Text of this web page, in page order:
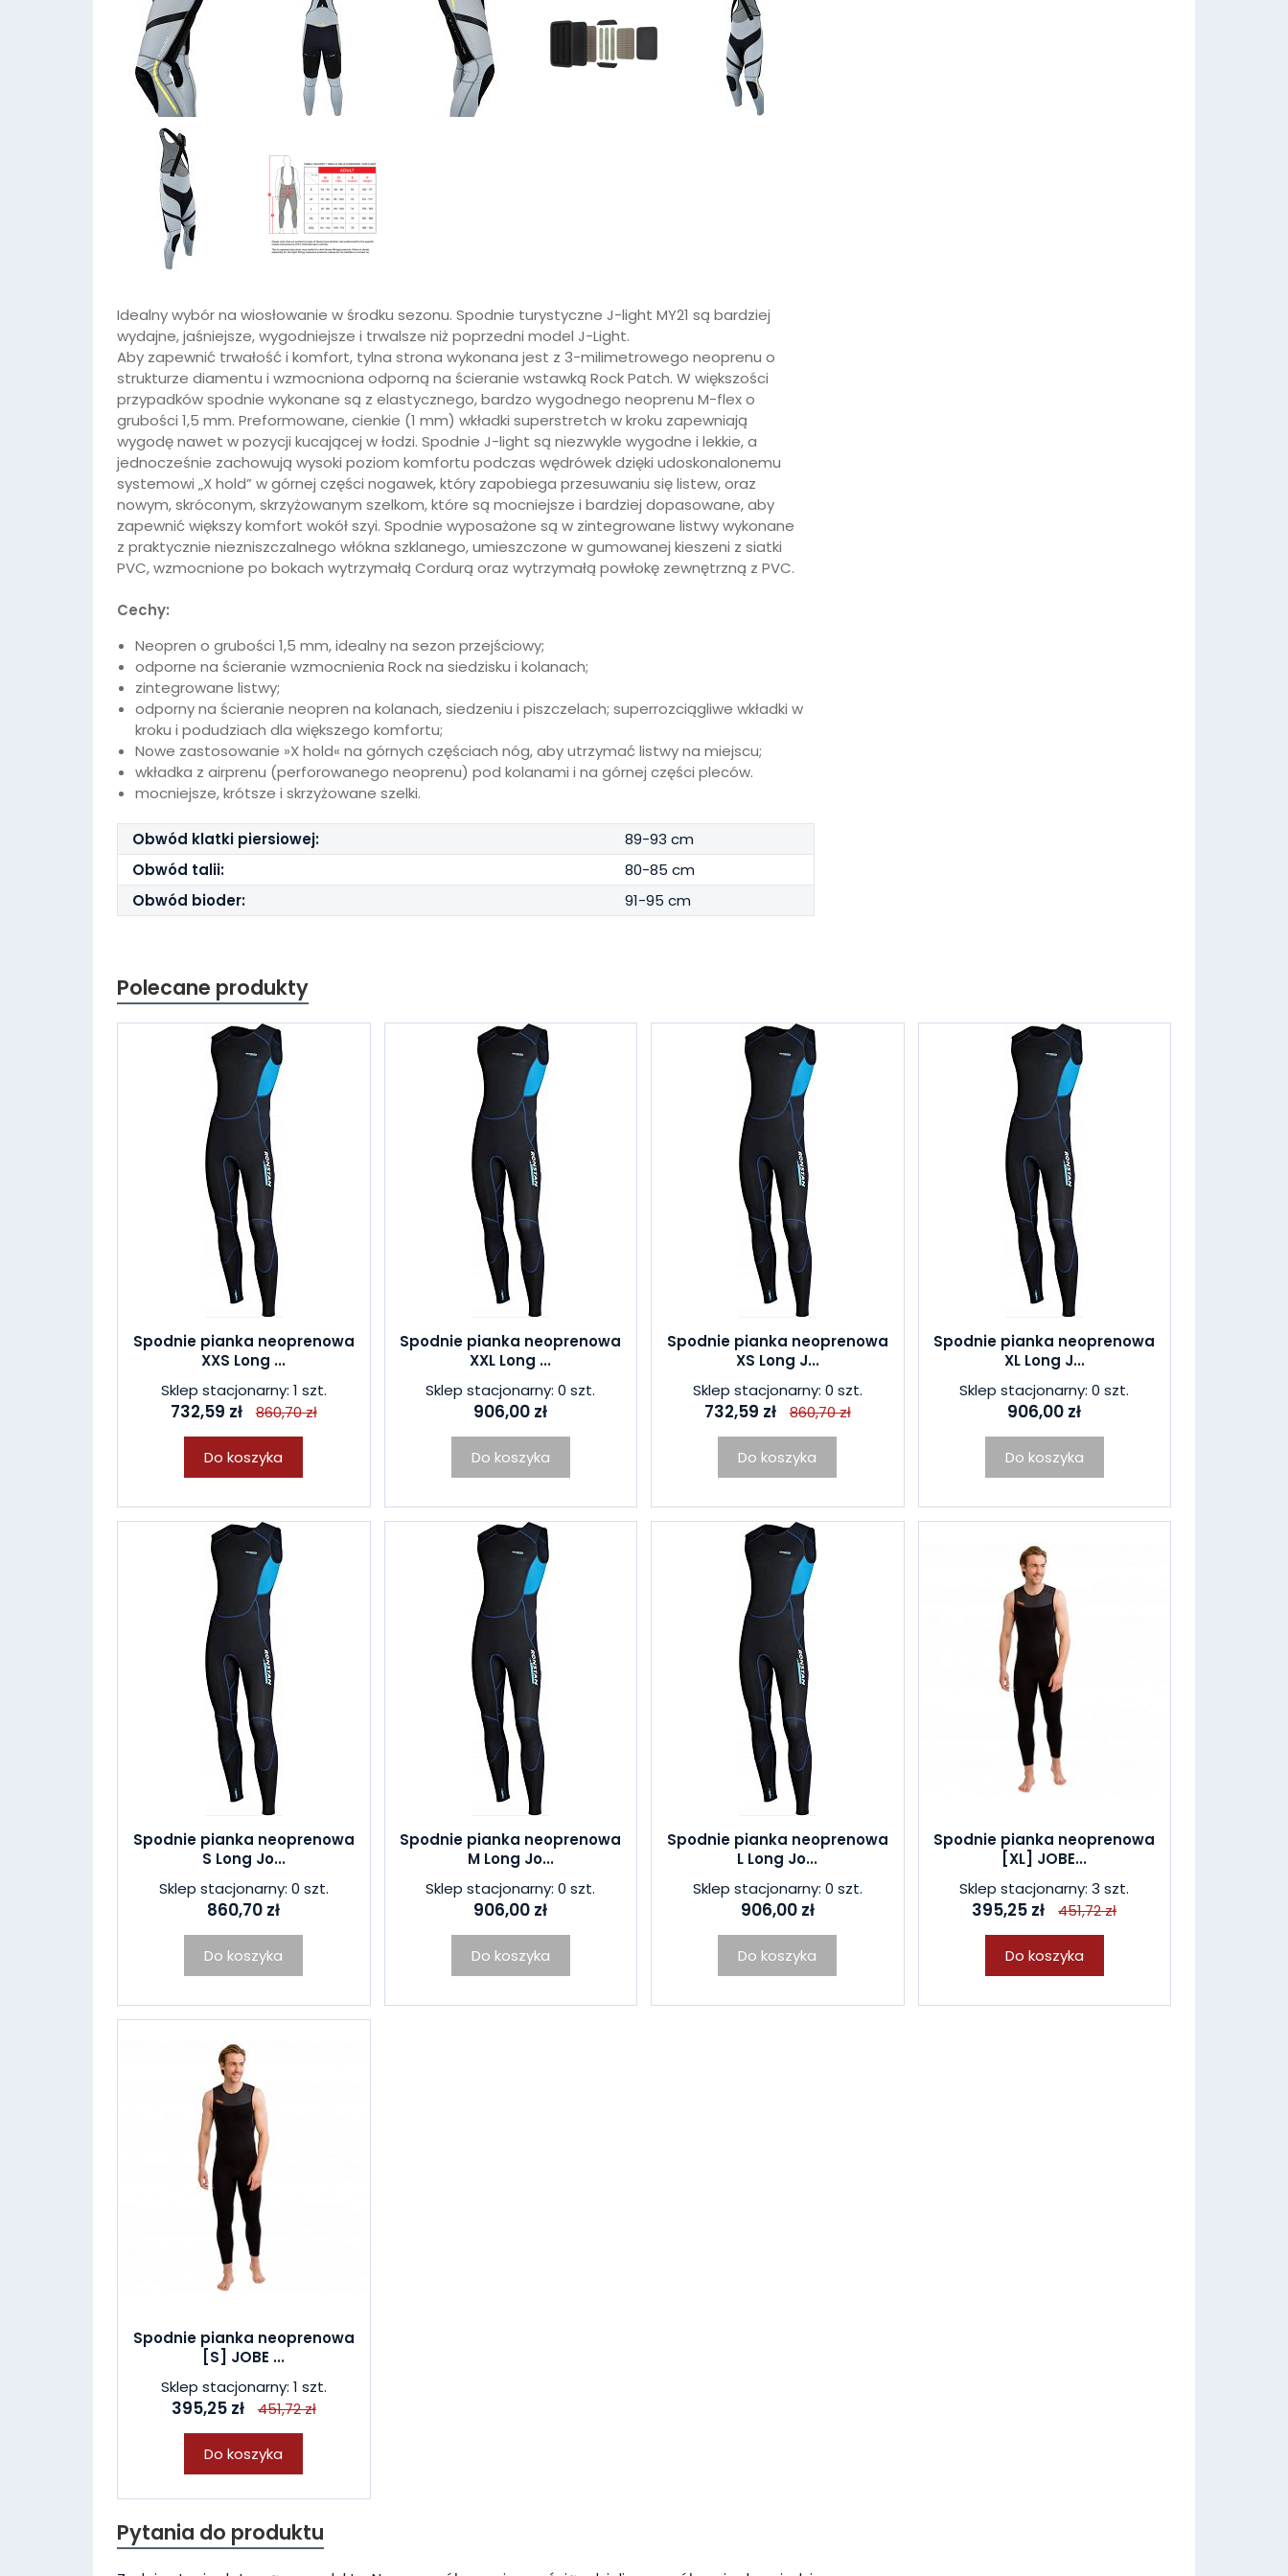
Idealny wybór na wiosłowanie w środku sezonu. Spodnie turystyczne J-light MY21 są bardziej
wydajne, jaśniejsze, wygodniejsze i trwalsze niż poprzedni model J-Light.
Aby zapewnić trwałość i komfort, tylna strona wykonana jest z 3-milimetrowego neoprenu o
strukturze diamentu i wzmocniona odporną na ścieranie wstawką Rock Patch. W większości
przypadków spodnie wykonane są z elastycznego, bardzo wygodnego neoprenu M-flex o
grubości 1,5 mm. Preformowane, cienkie (1 mm) wkładki superstretch w kroku zapewniają
wygodę nawet w pozycji kucającej w łodzi. Spodnie J-light są niezwykle wygodne i lekkie, a
jednocześnie zachowują wysoki poziom komfortu podczas wędrówek dzięki udoskonalonemu
systemowi „X hold” w górnej części nogawek, który zapobiega przesuwaniu się listew, oraz
nowym, skróconym, skrzyżowanym szelkom, które są mocniejsze i bardziej dopasowane, aby
zapewnić większy komfort wokół szyi. Spodnie wyposażone są w zintegrowane listwy wykonane
z praktycznie niezniszczalnego włókna szklanego, umieszczone w gumowanej kieszeni z siatki
PVC, wzmocnione po bokach wytrzymałą Cordurą oraz wytrzymałą powłokę zewnętrzną z PVC.
Cechy:
Neopren o grubości 1,5 mm, idealny na sezon przejściowy;
odporne na ścieranie wzmocnienia Rock na siedzisku i kolanach;
zintegrowane listwy;
odporny na ścieranie neopren na kolanach, siedzeniu i piszczelach; superrozciągliwe wkładki w
kroku i podudziach dla większego komfortu;
Nowe zastosowanie »X hold« na górnych częściach nóg, aby utrzymać listwy na miejscu;
wkładka z airprenu (perforowanego neoprenu) pod kolanami i na górnej części pleców.
mocniejsze, krótsze i skrzyżowane szelki.
Obwód klatki piersiowej:
89-93 cm
Obwód talii:
80-85 cm
Obwód bioder:
91-95 cm
Polecane produkty
Spodnie pianka neoprenowa
XXS Long ...
Sklep stacjonarny: 1 szt.
732,59 zł 860,70 zł
Do koszyka
Spodnie pianka neoprenowa
XXL Long ...
Sklep stacjonarny: 0 szt.
906,00 zł
Do koszyka
Spodnie pianka neoprenowa
XS Long J...
Sklep stacjonarny: 0 szt.
732,59 zł 860,70 zł
Do koszyka
Spodnie pianka neoprenowa
XL Long J...
Sklep stacjonarny: 0 szt.
906,00 zł
Do koszyka
Spodnie pianka neoprenowa
S Long Jo...
Sklep stacjonarny: 0 szt.
860,70 zł
Do koszyka
Spodnie pianka neoprenowa
M Long Jo...
Sklep stacjonarny: 0 szt.
906,00 zł
Do koszyka
Spodnie pianka neoprenowa
L Long Jo...
Sklep stacjonarny: 0 szt.
906,00 zł
Do koszyka
Spodnie pianka neoprenowa
[XL] JOBE...
Sklep stacjonarny: 3 szt.
395,25 zł 451,72 zł
Do koszyka
Spodnie pianka neoprenowa
[S] JOBE ...
Sklep stacjonarny: 1 szt.
395,25 zł 451,72 zł
Do koszyka
Pytania do produktu